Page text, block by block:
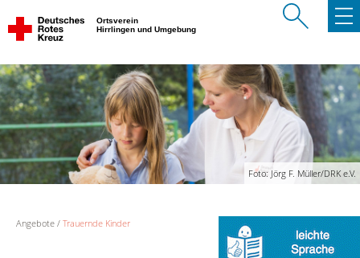
Ortsverein
Hirrlingen und Umgebung
Foto: Jörg F. Müller/DRK e.V.
Angebote Trauernde Kinder